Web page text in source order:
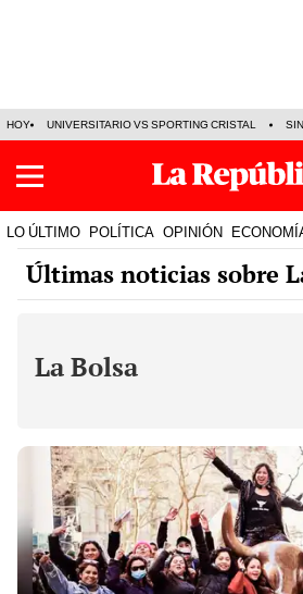
HOY UNIVERSITARIO VS SPORTING CRISTAL
LO ÚLTIMO POLÍTICA OPINIÓN
Últimas noticias sobre
La Bolsa